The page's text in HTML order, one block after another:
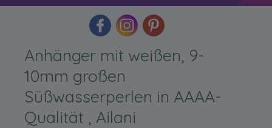
Anhänger mit weißen, 9-
10mm großen
Süßwasserperlen in AAAA-
Qualität , Ailani